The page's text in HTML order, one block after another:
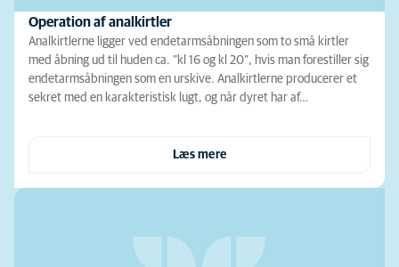
Operation af analkirtler
Analkirtlerne ligger ved endetarmsåbningen som to små kirtler
med åbning ud til huden ca. ”kl 16 og kl 20”, hvis man forestiller sig
endetarmsåbningen som en urskive. Analkirtlerne producerer et
sekret med en karakteristisk lugt, og når dyret har af…
Læs mere